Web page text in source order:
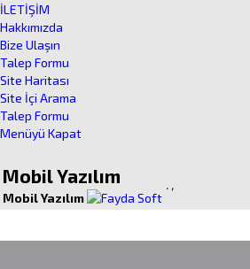
İLETİŞİM
Hakkımızda
Bize Ulaşın
Talep Formu
Site Haritası
Site İçi Arama
Talep Formu
Menüyü Kapat
Mobil Yazılım
Mobil Yazılım
. ,